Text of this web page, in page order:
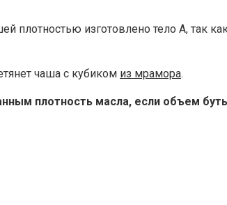
плотностью изготовлено тело А, так
чаша с кубиком из мрамора.
плотность масла, если объем